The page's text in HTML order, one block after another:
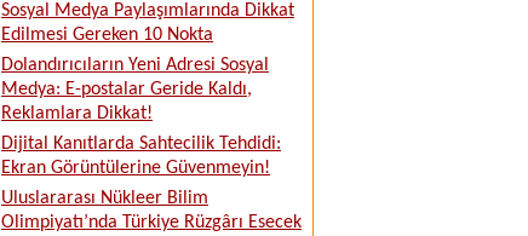
Sosyal Medya Paylaşımlarında Dikkat
Edilmesi Gereken 10 Nokta
Dolandırıcıların Yeni Adresi Sosyal
Medya: E-postalar Geride Kaldı,
Reklamlara Dikkat!
Dijital Kanıtlarda Sahtecilik Tehdidi:
Ekran Görüntülerine Güvenmeyin!
Uluslararası Nükleer Bilim
Olimpiyatı’nda Türkiye Rüzgârı Esecek